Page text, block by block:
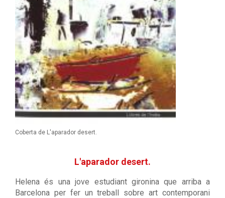
Coberta de L'aparador desert.
L'aparador desert.
Helena és una jove estudiant gironina que arriba a
Barcelona per fer un treball sobre art contemporani